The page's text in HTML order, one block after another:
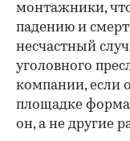
монтажники,
падению и
несчастный
уголовного
компании, если
площадке
он, а не другие